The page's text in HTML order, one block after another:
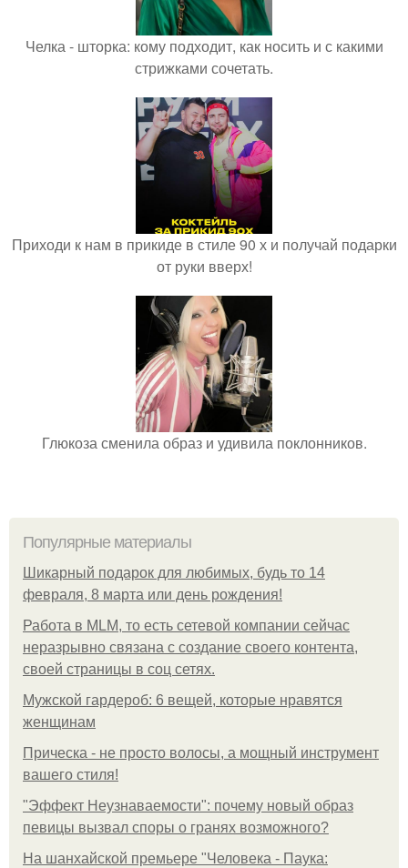
Челка - шторка: кому подходит, как носить и с какими
стрижками сочетать.
Приходи к нам в прикиде в стиле 90 х и получай подарки
от руки вверх!
Глюкоза сменила образ и удивила поклонников.
Популярные материалы
Шикарный подарок для любимых, будь то 14
февраля, 8 марта или день рождения!
Работа в MLM, то есть сетевой компании сейчас
неразрывно связана с создание своего контента,
своей страницы в соц сетях.
Мужской гардероб: 6 вещей, которые нравятся
женщинам
Прическа - не просто волосы, а мощный инструмент
вашего стиля!
"Эффект Неузнаваемости": почему новый образ
певицы вызвал споры о гранях возможного?
На шанхайской премьере "Человека - Паука: